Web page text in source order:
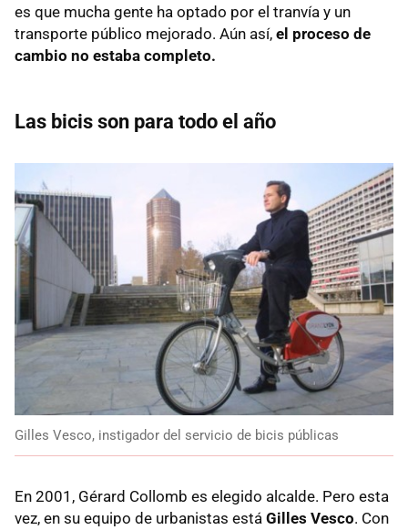
es que mucha gente ha optado por el tranvía y un
transporte público mejorado. Aún así, el proceso de
cambio no estaba completo.
Las bicis son para todo el año
Gilles Vesco, instigador del servicio de bicis públicas
En 2001, Gérard Collomb es elegido alcalde. Pero esta
vez, en su equipo de urbanistas está Gilles Vesco. Con